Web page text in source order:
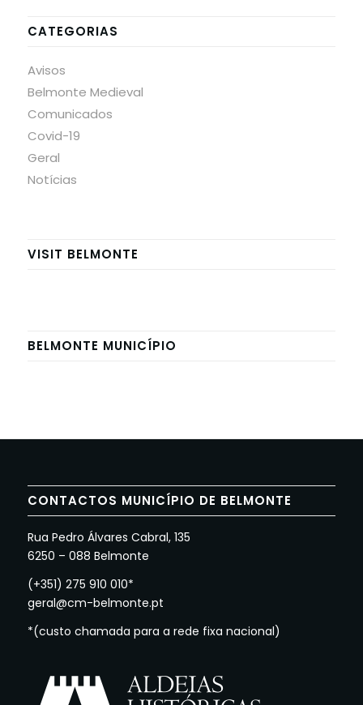
CATEGORIAS
Avisos
Belmonte Medieval
Comunicados
Covid-19
Geral
Notícias
VISIT BELMONTE
BELMONTE MUNICÍPIO
CONTACTOS MUNICÍPIO DE BELMONTE
Rua Pedro Álvares Cabral, 135
6250 – 088 Belmonte
(+351) 275 910 010*
geral@cm-belmonte.pt
*(custo chamada para a rede fixa nacional)